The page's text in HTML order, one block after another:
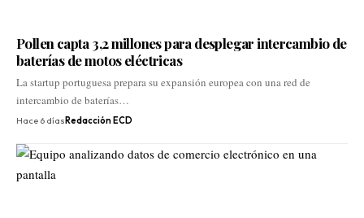
Pollen capta 3,2 millones para desplegar intercambio de
baterías de motos eléctricas
La startup portuguesa prepara su expansión europea con una red de
intercambio de baterías…
Hace 6 días Redacción ECD